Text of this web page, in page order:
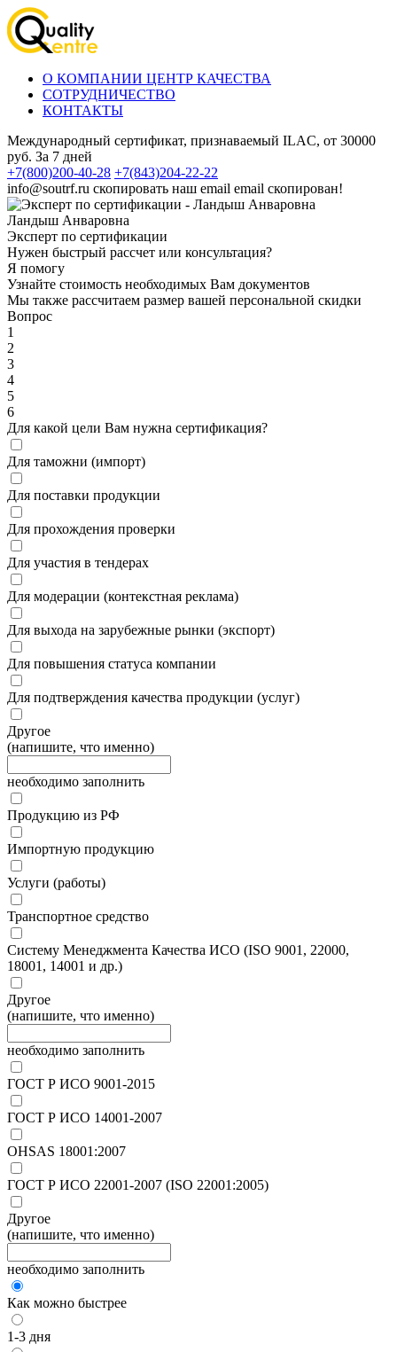
О КОМПАНИИ ЦЕНТР КАЧЕСТВА
СОТРУДНИЧЕСТВО
КОНТАКТЫ
Международный сертификат, признаваемый ILAC, от 30000
руб. За 7 дней
+7(800)200-40-28 +7(843)204-22-22
info@soutrf.ru скопировать наш email email скопирован!
Ландыш Анваровна
Эксперт по сертификации
Нужен быстрый рассчет или консультация?
Я помогу
Узнайте стоимость необходимых Вам документов
Мы также рассчитаем размер вашей персональной скидки
Вопрос
1
2
3
4
5
6
Для какой цели Вам нужна сертификация?
Для таможни (импорт)
Для поставки продукции
Для прохождения проверки
Для участия в тендерах
Для модерации (контекстная реклама)
Для выхода на зарубежные рынки (экспорт)
Для повышения статуса компании
Для подтверждения качества продукции (услуг)
Другое
(напишите, что именно)
необходимо заполнить
Продукцию из РФ
Импортную продукцию
Услуги (работы)
Транспортное средство
Систему Менеджмента Качества ИСО (ISO 9001, 22000,
18001, 14001 и др.)
Другое
(напишите, что именно)
необходимо заполнить
ГОСТ Р ИСО 9001-2015
ГОСТ Р ИСО 14001-2007
OHSAS 18001:2007
ГОСТ Р ИСО 22001-2007 (ISO 22001:2005)
Другое
(напишите, что именно)
необходимо заполнить
Как можно быстрее
1-3 дня